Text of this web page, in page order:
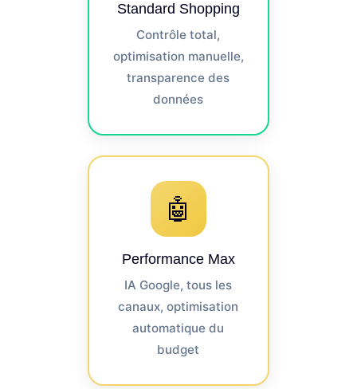
Standard Shopping
Contrôle total,
optimisation manuelle,
transparence des
données
🤖
Performance Max
IA Google, tous les
canaux, optimisation
automatique du
budget